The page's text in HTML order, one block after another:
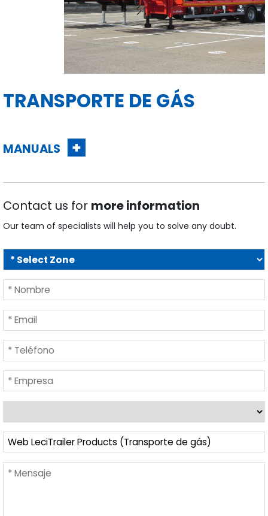
TRANSPORTE DE GÁS
MANUALS
Contact us for more information
Our team of specialists will help you to solve any doubt.